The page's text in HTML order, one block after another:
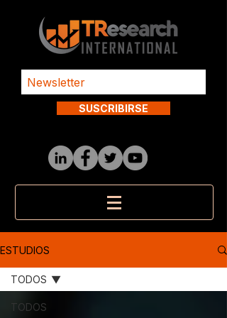
SUSCRIBIRSE
ESTUDIOS
TODOS
TODOS